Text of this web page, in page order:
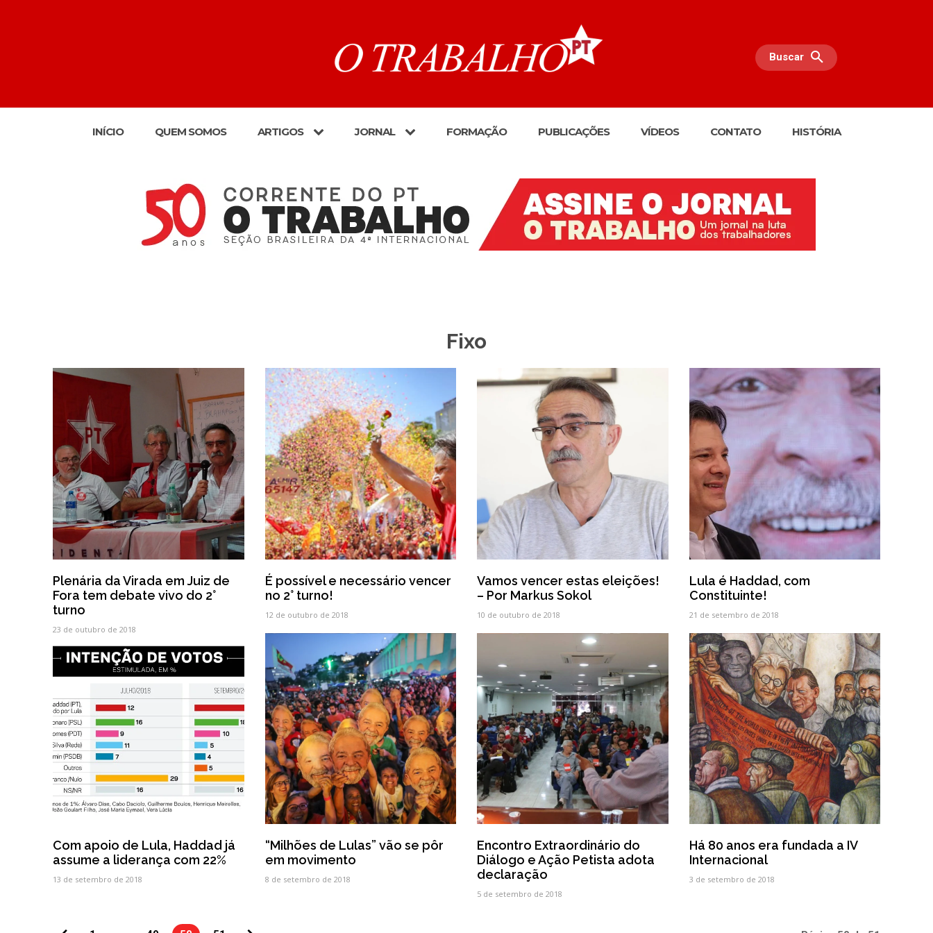
Buscar
INÍCIO QUEM SOMOS ARTIGOS JORNAL FORMAÇÃO PUBLICAÇÕES VÍDEOS CONTATO HISTÓRIA
Fixo
Plenária da Virada em Juiz de
Fora tem debate vivo do 2°
turno
23 de outubro de 2018
É possível e necessário vencer
no 2° turno!
12 de outubro de 2018
Vamos vencer estas eleições!
– Por Markus Sokol
10 de outubro de 2018
Lula é Haddad, com
Constituinte!
21 de setembro de 2018
Com apoio de Lula, Haddad já
assume a liderança com 22%
13 de setembro de 2018
“Milhões de Lulas” vão se pôr
em movimento
8 de setembro de 2018
Encontro Extraordinário do
Diálogo e Ação Petista adota
declaração
5 de setembro de 2018
Há 80 anos era fundada a IV
Internacional
3 de setembro de 2018